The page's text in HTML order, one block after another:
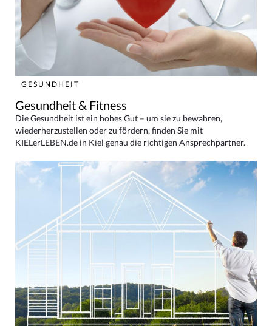
GESUNDHEIT
Gesundheit & Fitness
Die Gesundheit ist ein hohes Gut – um sie zu bewahren,
wiederherzustellen oder zu fördern, finden Sie mit
KIELerLEBEN.de in Kiel genau die richtigen Ansprechpartner.